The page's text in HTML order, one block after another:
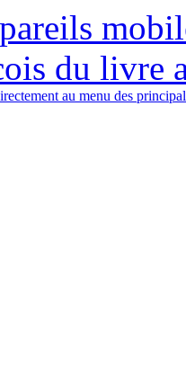
du livre
au menu des